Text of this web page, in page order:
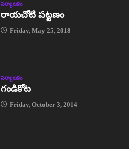
పర్యాటకం
రాయచోటి పట్టణం
Friday, May 25, 2018
పర్యాటకం
గండికోట
Friday, October 3, 2014